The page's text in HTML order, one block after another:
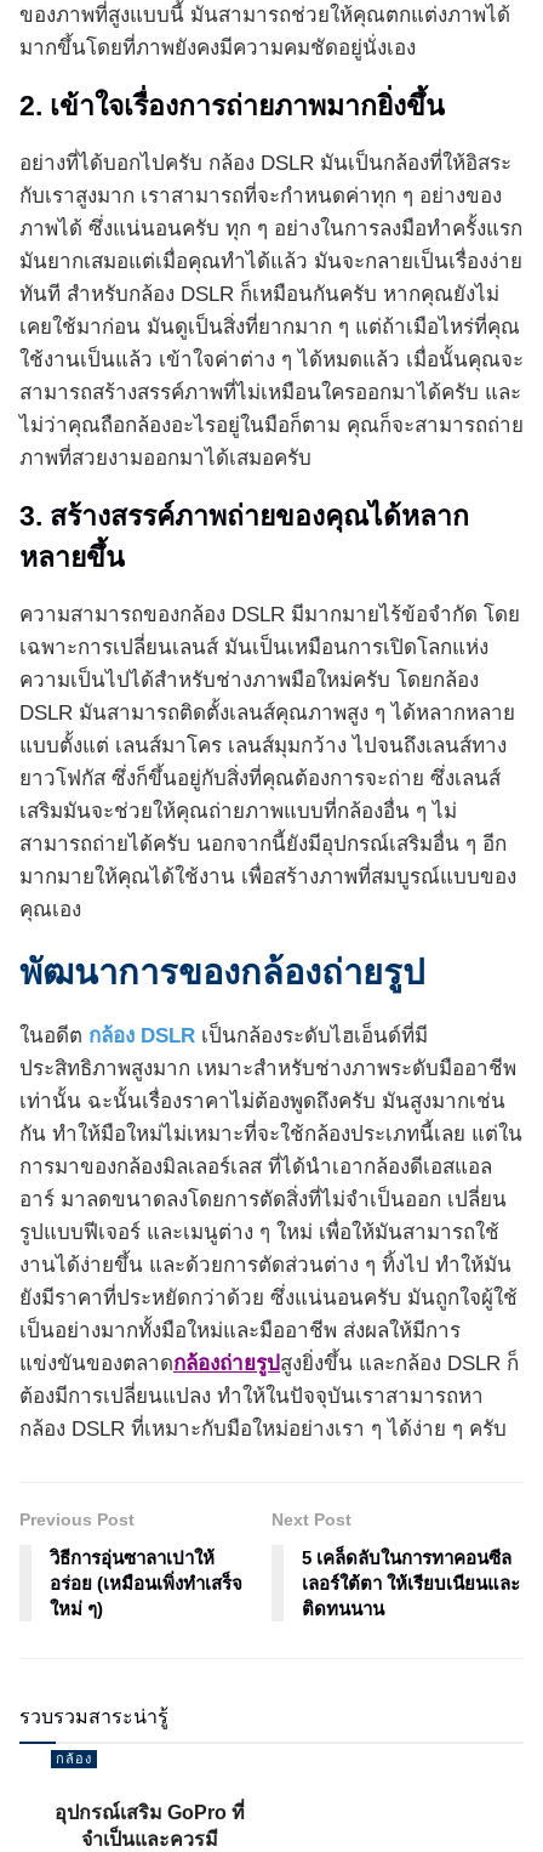
ของภาพที่สูงแบบนี้ มันสามารถช่วยให้คุณตกแต่งภาพได้
มากขึ้นโดยที่ภาพยังคงมีความคมชัดอยู่นั่งเอง
2. เข้าใจเรื่องการถ่ายภาพมากยิ่งขึ้น
อย่างที่ได้บอกไปครับ กล้อง DSLR มันเป็นกล้องที่ให้อิสระ
กับเราสูงมาก เราสามารถที่จะกำหนดค่าทุก ๆ อย่างของ
ภาพได้ ซึ่งแน่นอนครับ ทุก ๆ อย่างในการลงมือทำครั้งแรก
มันยากเสมอแต่เมื่อคุณทำได้แล้ว มันจะกลายเป็นเรื่องง่าย
ทันที สำหรับกล้อง DSLR ก็เหมือนกันครับ หากคุณยังไม่
เคยใช้มาก่อน มันดูเป็นสิ่งที่ยากมาก ๆ แต่ถ้าเมือไหร่ที่คุณ
ใช้งานเป็นแล้ว เข้าใจค่าต่าง ๆ ได้หมดแล้ว เมื่อนั้นคุณจะ
สามารถสร้างสรรค์ภาพที่ไม่เหมือนใครออกมาได้ครับ และ
ไม่ว่าคุณถือกล้องอะไรอยู่ในมือก็ตาม คุณก็จะสามารถถ่าย
ภาพที่สวยงามออกมาได้เสมอครับ
3. สร้างสรรค์ภาพถ่ายของคุณได้หลาก
หลายขึ้น
ความสามารถของกล้อง DSLR มีมากมายไร้ข้อจำกัด โดย
เฉพาะการเปลี่ยนเลนส์ มันเป็นเหมือนการเปิดโลกแห่ง
ความเป็นไปได้สำหรับช่างภาพมือใหม่ครับ โดยกล้อง
DSLR มันสามารถติดตั้งเลนส์คุณภาพสูง ๆ ได้หลากหลาย
แบบตั้งแต่ เลนส์มาโคร เลนส์มุมกว้าง ไปจนถึงเลนส์ทาง
ยาวโฟกัส ซึ่งก็ขึ้นอยู่กับสิ่งที่คุณต้องการจะถ่าย ซึ่งเลนส์
เสริมมันจะช่วยให้คุณถ่ายภาพแบบที่กล้องอื่น ๆ ไม่
สามารถถ่ายได้ครับ นอกจากนี้ยังมีอุปกรณ์เสริมอื่น ๆ อีก
มากมายให้คุณได้ใช้งาน เพื่อสร้างภาพที่สมบูรณ์แบบของ
คุณเอง
พัฒนาการของกล้องถ่ายรูป
ในอดีต กล้อง DSLR เป็นกล้องระดับไฮเอ็นด์ที่มี
ประสิทธิภาพสูงมาก เหมาะสำหรับช่างภาพระดับมืออาชีพ
เท่านั้น ฉะนั้นเรื่องราคาไม่ต้องพูดถึงครับ มันสูงมากเช่น
กัน ทำให้มือใหม่ไม่เหมาะที่จะใช้กล้องประเภทนี้เลย แต่ใน
การมาของกล้องมิลเลอร์เลส ที่ได้นำเอากล้องดีเอสแอล
อาร์ มาลดขนาดลงโดยการตัดสิ่งที่ไม่จำเป็นออก เปลี่ยน
รูปแบบฟีเจอร์ และเมนูต่าง ๆ ใหม่ เพื่อให้มันสามารถใช้
งานได้ง่ายขึ้น และด้วยการตัดส่วนต่าง ๆ ทิ้งไป ทำให้มัน
ยังมีราคาที่ประหยัดกว่าด้วย ซึ่งแน่นอนครับ มันถูกใจผู้ใช้
เป็นอย่างมากทั้งมือใหม่และมืออาชีพ ส่งผลให้มีการ
แข่งขันของตลาดกล้องถ่ายรูปสูงยิ่งขึ้น และกล้อง DSLR ก็
ต้องมีการเปลี่ยนแปลง ทำให้ในปัจจุบันเราสามารถหา
กล้อง DSLR ที่เหมาะกับมือใหม่อย่างเรา ๆ ได้ง่าย ๆ ครับ
Previous Post
วิธีการอุ่นซาลาเปาให้
อร่อย (เหมือนเพิ่งทำเสร็จ
ใหม่ ๆ)
Next Post
5 เคล็ดลับในการทาคอนซีล
เลอร์ใต้ตา ให้เรียบเนียนและ
ติดทนนาน
รวบรวมสาระน่ารู้
กล้อง
อุปกรณ์เสริม GoPro ที่
จำเป็นและควรมี